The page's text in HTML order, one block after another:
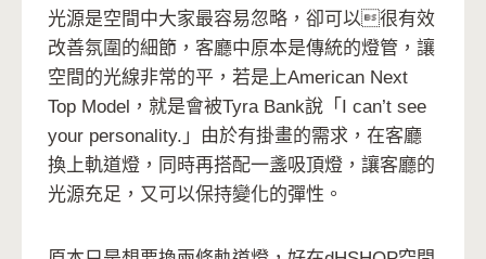
光源是空間中大家最容易忽略，卻可以很有效
改善氛圍的細節，客廳中原本是傳統的燈管，讓
空間的光線非常的平，若是上American Next
Top Model，就是會被Tyra Bank說「I can’t see
your personality.」由於有掛畫的需求，在客廳
換上軌道燈，同時再搭配一盞吸頂燈，讓客廳的
光源充足，又可以保持變化的彈性。